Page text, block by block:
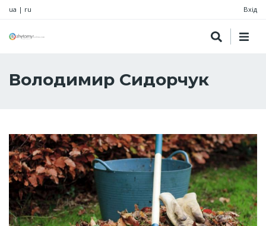
ua | ru Вхід
Володимир Сидорчук